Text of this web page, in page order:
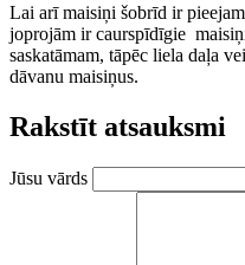
Lai arī maisiņi šobrīd ir
joprojām ir caurspīdīgie
saskatāmam, tāpēc liela daļa
dāvanu maisiņus.
Rakstīt atsauksmi
Jūsu vārds